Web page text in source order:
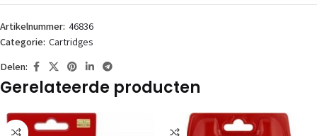
Artikelnummer: 46836
Categorie: Cartridges
Delen:
Gerelateerde producten